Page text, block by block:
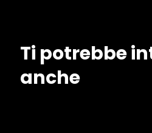
Ti potrebbe
anche